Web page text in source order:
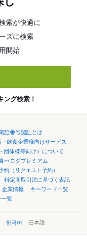
索が快適に
ズに検索
開始
ング検索！
話番号認証とは
・飲食企業様向けサービス
団体様等向け）について
べログプレミアム
約（リクエスト予約）
特定商取引法に基づく表記
企業情報
キーワード一覧
一覧
한국어 日本語